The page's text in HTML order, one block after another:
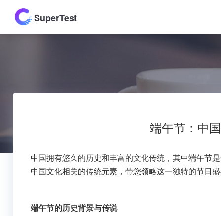
SuperTest
端午节：中
中国拥有悠久的历史和丰富的文化传统，其中端午节
中国文化相关的传统元素，带您领略这一独特的节日
端午节的历史背景与传说